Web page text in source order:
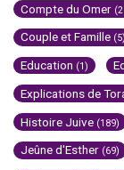
Compte du Omer
Couple et Famille (5)
Education (1)
Explications de
Histoire Juive (189)
Jeûne d'Esther (69)